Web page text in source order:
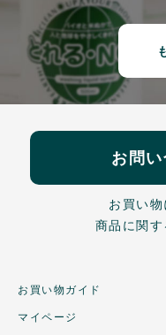
お問
お買い物
商品に関す
お買い物ガイド
マイページ